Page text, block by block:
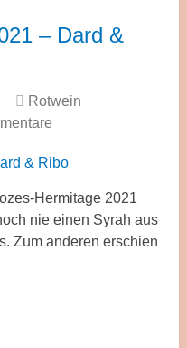
– Dard &
Rotwein
Hermitage 2021
nie einen Syrah aus
Zum anderen erschien